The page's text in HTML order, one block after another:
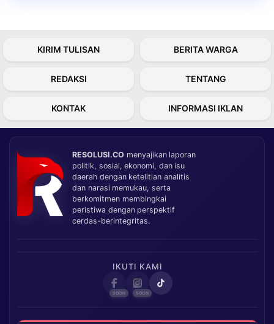
KIRIM TULISAN BERITA WARGA
REDAKSI TENTANG
KONTAK INFORMASI IKLAN
RESOLUSI.CO menyajikan laporan
politik, sosial, ekonomi, dan isu
daerah dengan ketelitian analitis
dan narasi memukau, serta
berkomitmen membingkai
peristiwa dengan perspektif
cerdas-berintegritas.
IKUTI KAMI